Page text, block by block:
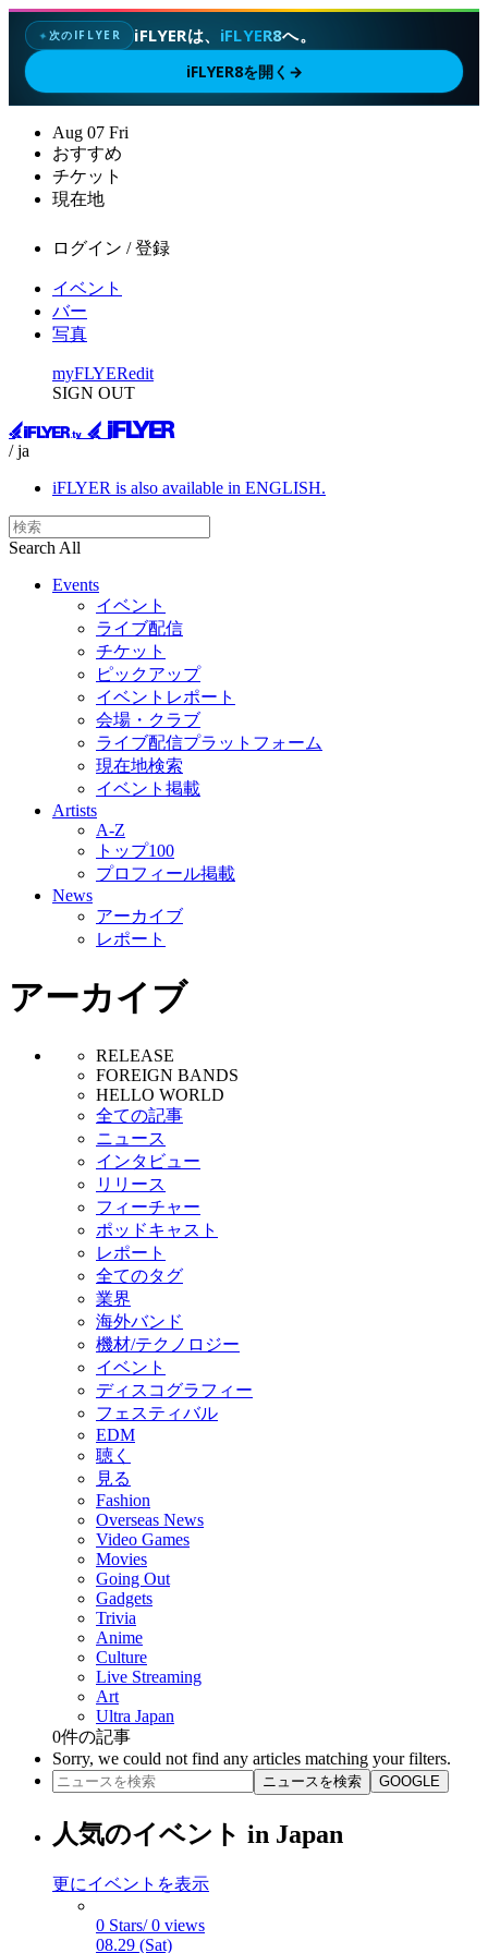
✦次のIFLYER iFLYERは、 iFLYER8へ。
iFLYER8を開く →
Aug 07 Fri
おすすめ
チケット
現在地
ログイン / 登録
イベント
バー
写真
myFLYERedit
SIGN OUT
/ ja
iFLYER is also available in ENGLISH.
Search All
Events
イベント
ライブ配信
チケット
ピックアップ
イベントレポート
会場・クラブ
ライブ配信プラットフォーム
現在地検索
イベント掲載
Artists
A-Z
トップ100
プロフィール掲載
News
アーカイブ
レポート
アーカイブ
RELEASE
FOREIGN BANDS
HELLO WORLD
全ての記事
ニュース
インタビュー
リリース
フィーチャー
ポッドキャスト
レポート
全てのタグ
業界
海外バンド
機材/テクノロジー
イベント
ディスコグラフィー
フェスティバル
EDM
聴く
見る
Fashion
Overseas News
Video Games
Movies
Going Out
Gadgets
Trivia
Anime
Culture
Live Streaming
Art
Ultra Japan
0件の記事
Sorry, we could not find any articles matching your filters.
ニュースを検索 GOOGLE
人気のイベント in Japan
更にイベントを表示
0 Stars/ 0 views
08.29 (Sat)